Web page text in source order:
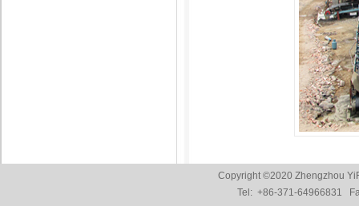
Copyright ©2020 Zhengzhou
Tel: +86-371-64966831